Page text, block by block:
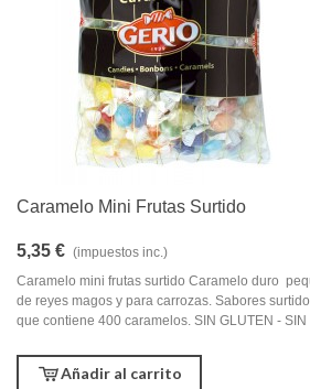
Caramelo Mini Frutas Surtido
5,35 € (impuestos inc.)
Caramelo mini frutas surtido Caramelo duro
de reyes magos y para carrozas. Sabores
que contiene 400 caramelos. SIN GLUTEN - SIN
Añadir al carrito